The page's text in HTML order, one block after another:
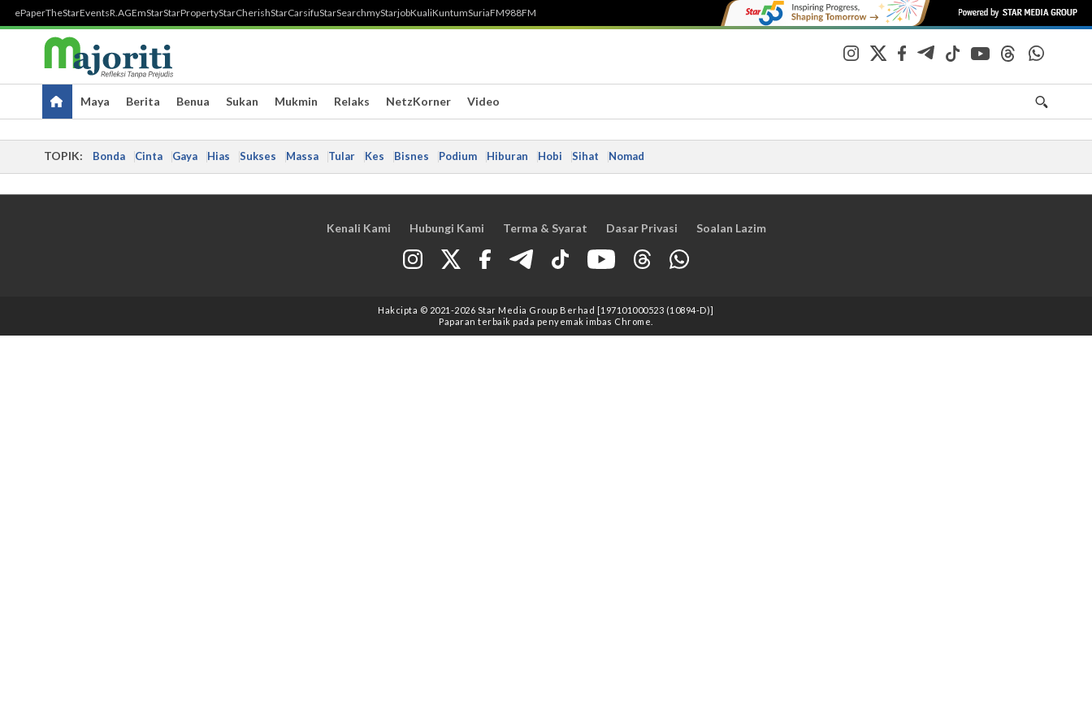
ePaperTheStarEventsR.AGEmStarStarPropertyStarCherishStarCarsifuStarSearchmyStarjobKualiKuntumSuriaFM988FM
Maya Berita Benua Sukan Mukmin Relaks NetzKorner Video
TOPIK: Bonda Cinta Gaya Hias Sukses Massa Tular Kes Bisnes Podium Hiburan Hobi Sihat Nomad
Kenali Kami Hubungi Kami Terma & Syarat Dasar Privasi Soalan Lazim
Hakcipta © 2021 -2026 Star Media Group Berhad [197101000523 (10894-D)]
Paparan terbaik pada penyemak imbas Chrome.